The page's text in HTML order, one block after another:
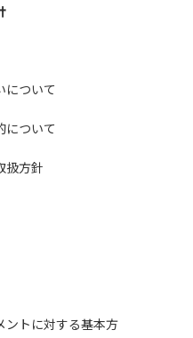
について
について
扱方針
ントに対する基本方